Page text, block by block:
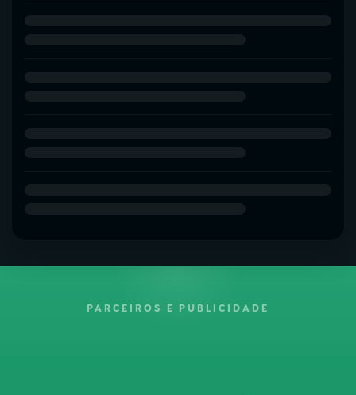
PARCEIROS E PUBLICIDADE